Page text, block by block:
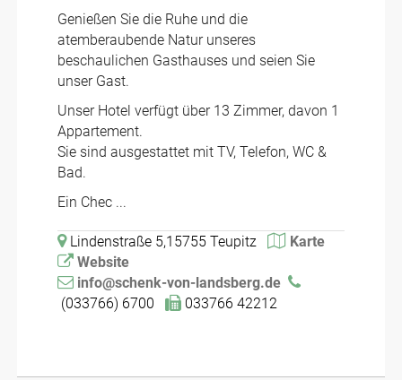
Genießen Sie die Ruhe und die
atemberaubende Natur unseres
beschaulichen Gasthauses und seien Sie
unser Gast.
Unser Hotel verfügt über 13 Zimmer, davon 1
Appartement.
Sie sind ausgestattet mit TV, Telefon, WC &
Bad.
Ein Chec ...
Lindenstraße 5,15755 Teupitz
Karte
Website
info@schenk-von-landsberg.de
(033766) 6700
033766 42212